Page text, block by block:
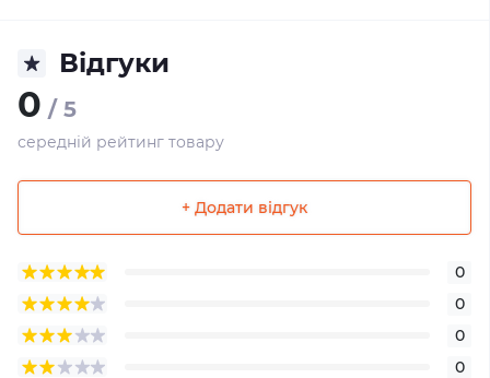
Відгуки
0 / 5
середній рейтинг товару
+ Додати відгук
0
0
0
0